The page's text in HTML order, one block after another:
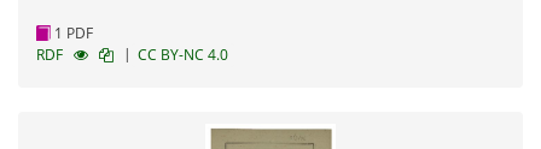
1 PDF
RDF
| CC BY-NC 4.0